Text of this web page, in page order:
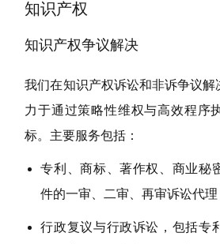
知识产权
知识产权争议解决
我们在知识产权诉讼和非诉争议
力于通过策略性维权与高效程序
标。主要服务包括：
专利、商标、著作权、商业秘
件的一审、二审、再审诉讼代理
行政复议与行政诉讼，包括专